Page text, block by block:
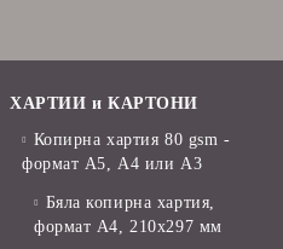
ХАРТИИ и КАРТОНИ
Копирна хартия 80 gsm -
формат А5, А4 или А3
Бяла копирна хартия,
формат А4, 210x297 мм